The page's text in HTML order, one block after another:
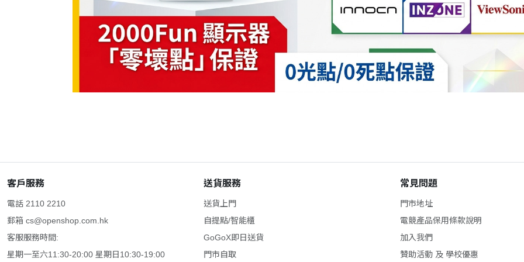
客戶服務
電話 2110 2210
郵箱 cs@openshop.com.hk
客服服務時間:
星期一至六11:30-20:00 星期日10:30-19:00
送貨服務
送貨上門
自提點/智能櫃
GoGoX即日送貨
門市自取
常見問題
門市地址
電競產品保用條款說明
加入我們
贊助活動 及 學校優惠